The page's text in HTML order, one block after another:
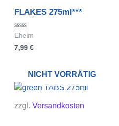
FLAKES 275ml***
Bewertet
0
Eheim
7,99 €
NICHT VORRÄTIG
zzgl. Versandkosten